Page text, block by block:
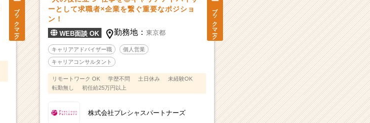
ブックマーク ブックマーク
ーとして求職者×企業を繋ぐ重要なポジショ
ン！
WEB面談 OK 勤務地：東京都
キャリアアドバイザー職 個人営業
キャリアコンサルタント
リモートワーク OK 学歴不問 土日休み
未経験OK
転勤無し
初任給25万円以上
株式会社プレシャスパートナーズ